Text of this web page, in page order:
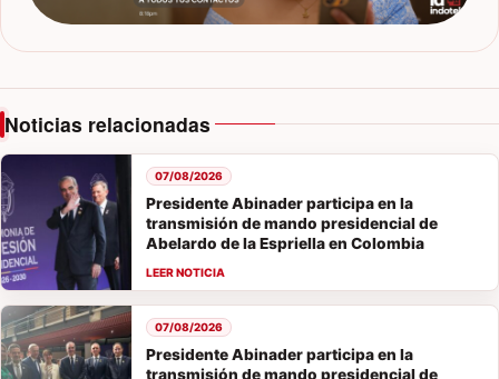
Noticias relacionadas
Presidente Abinader participa en la
transmisión de mando presidencial de
Abelardo de la Espriella en Colombia
07/08/2026
Presidente Abinader participa en la
transmisión de mando presidencial de
07/08/2026